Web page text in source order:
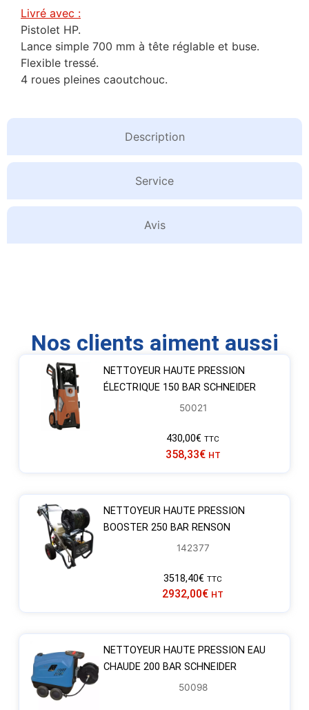
Description
Service
Avis
Livré avec :
Pistolet HP.
Lance simple 700 mm à tête réglable et buse.
Flexible tressé.
4 roues pleines caoutchouc.
Nos clients aiment aussi
NETTOYEUR HAUTE PRESSION
ÉLECTRIQUE 150 BAR SCHNEIDER
50021
430,00€ TTC
358,33€ HT
NETTOYEUR HAUTE PRESSION
BOOSTER 250 BAR RENSON
142377
3518,40€ TTC
2932,00€ HT
NETTOYEUR HAUTE PRESSION EAU
CHAUDE 200 BAR SCHNEIDER
50098